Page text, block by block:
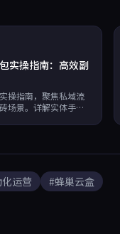
实操指南：高效副
操指南，聚焦私域流
场景。详解实体手机
营效率。按分钟计费
运营 #蜂巢云盒